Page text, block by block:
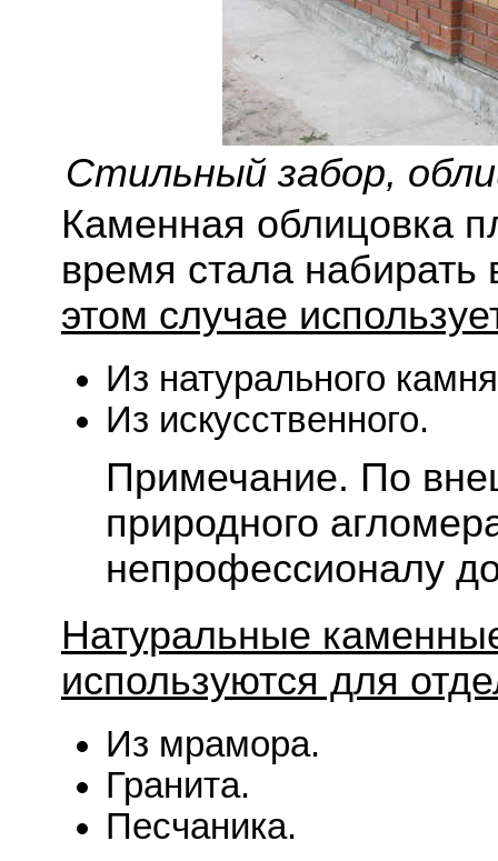
Стильный забор,
Каменная облицовка
время стала
этом случае
Из натурального
Из искусственного.
Примечание. По
природного
непрофессионалу
Натуральные
используются для
Из мрамора.
Гранита.
Песчаника.